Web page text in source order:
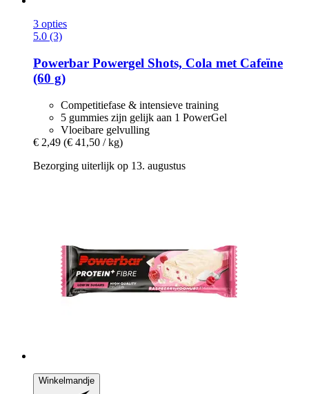
3 opties
5.0 (3)
Powerbar Powergel Shots, Cola met Cafeïne
(60 g)
Competitiefase & intensieve training
5 gummies zijn gelijk aan 1 PowerGel
Vloeibare gelvulling
€ 2,49 (€ 41,50 / kg)
Bezorging uiterlijk op 13. augustus
Winkelmandje